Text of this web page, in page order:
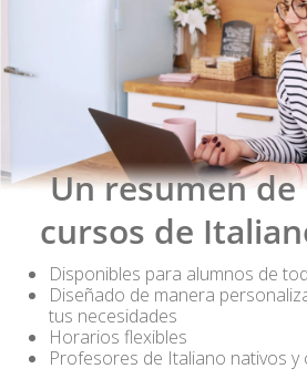
Un resumen
cursos de
Disponibles para alumnos de
Diseñado de manera
tus necesidades
Horarios flexibles
Profesores de Italiano nativos y